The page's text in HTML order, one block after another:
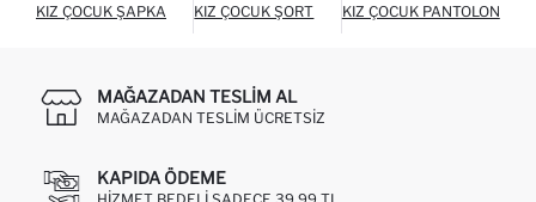
KIZ ÇOCUK ŞAPKA KIZ ÇOCUK ŞORT KIZ ÇOCUK PANTOLON
MAĞAZADAN TESLIM AL
MAĞAZADAN TESLIM ÜCRETSIZ
KAPIDA ÖDEME